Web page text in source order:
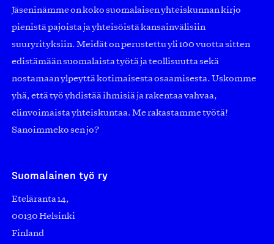
Jäseninämme on koko suomalaisen yhteiskunnan kirjo
pienistä pajoista ja yhteisöistä kansainvälisiin
suuryrityksiin. Meidät on perustettu yli 100 vuotta sitten
edistämään suomalaista työtä ja teollisuutta sekä
nostamaan ylpeyttä kotimaisesta osaamisesta. Uskomme
yhä, että työ yhdistää ihmisiä ja rakentaa vahvaa,
elinvoimaista yhteiskuntaa. Me rakastamme työtä!
Sanoimmeko sen jo?
Suomalainen työ ry
Eteläranta 14,
00130 Helsinki
Finland